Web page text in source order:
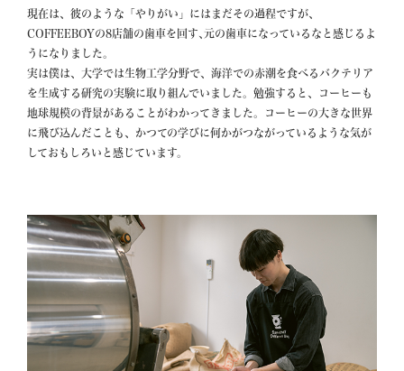
現在は、彼のような「やりがい」にはまだその過程ですが、
COFFEEBOYの8店舗の歯車を回す､元の歯車になっているなと感じるよ
うになりました。
実は僕は、大学では生物工学分野で、海洋での赤潮を食べるバクテリア
を生成する研究の実験に取り組んでいました。勉強すると、コーヒーも
地球規模の背景があることがわかってきました。コーヒーの大きな世界
に飛び込んだことも、かつての学びに何かがつながっているような気が
しておもしろいと感じています。